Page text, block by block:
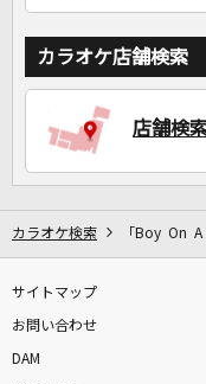
カラオケ店舗検索
店舗検
カラオケ検索 「Boy On
サイトマップ
お問い合わせ
DAM